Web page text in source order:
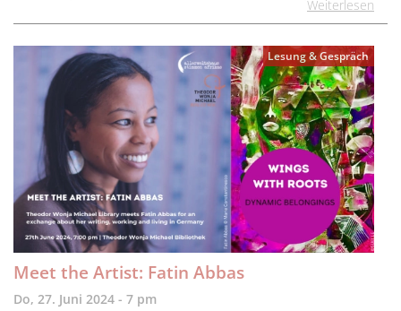
Weiterlesen
Lesung & Gespräch
Meet the Artist: Fatin Abbas
Do, 27. Juni 2024 - 7 pm